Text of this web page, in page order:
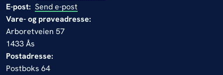
E-post: Send e-post
Vare- og prøveadresse:
Arboretveien 57
1433 Ås
Postadresse:
Postboks 64